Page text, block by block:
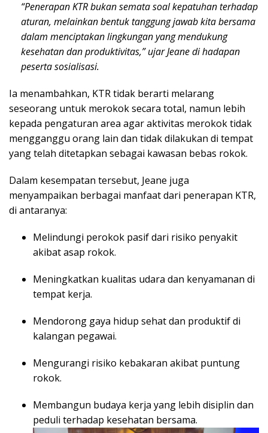
“Penerapan KTR bukan semata soal kepatuhan terhadap
aturan, melainkan bentuk tanggung jawab kita bersama
dalam menciptakan lingkungan yang mendukung
kesehatan dan produktivitas,”ujar Jeane di hadapan
peserta sosialisasi.
Ia menambahkan, KTR tidak berarti melarang
seseorang untuk merokok secara total, namun lebih
kepada pengaturan area agar aktivitas merokok tidak
mengganggu orang lain dan tidak dilakukan di tempat
yang telah ditetapkan sebagai kawasan bebas rokok.
Dalam kesempatan tersebut, Jeane juga
menyampaikan berbagai manfaat dari penerapan KTR,
di antaranya:
Melindungi perokok pasif dari risiko penyakit
akibat asap rokok.
Meningkatkan kualitas udara dan kenyamanan di
tempat kerja.
Mendorong gaya hidup sehat dan produktif di
kalangan pegawai.
Mengurangi risiko kebakaran akibat puntung
rokok.
Membangun budaya kerja yang lebih disiplin dan
peduli terhadap kesehatan bersama.